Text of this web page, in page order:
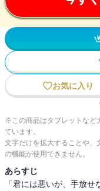
お気に入り
※この商品はタブレットなど
ています。
文字だけを拡大することや、
の機能が使用できません。
あらすじ
「君には悪いが、手放